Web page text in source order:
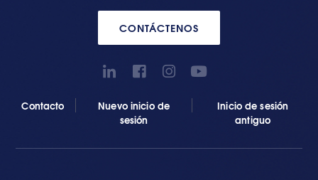
CONTÁCTENOS
Contacto
Nuevo inicio de
sesión
Inicio de sesión
antiguo